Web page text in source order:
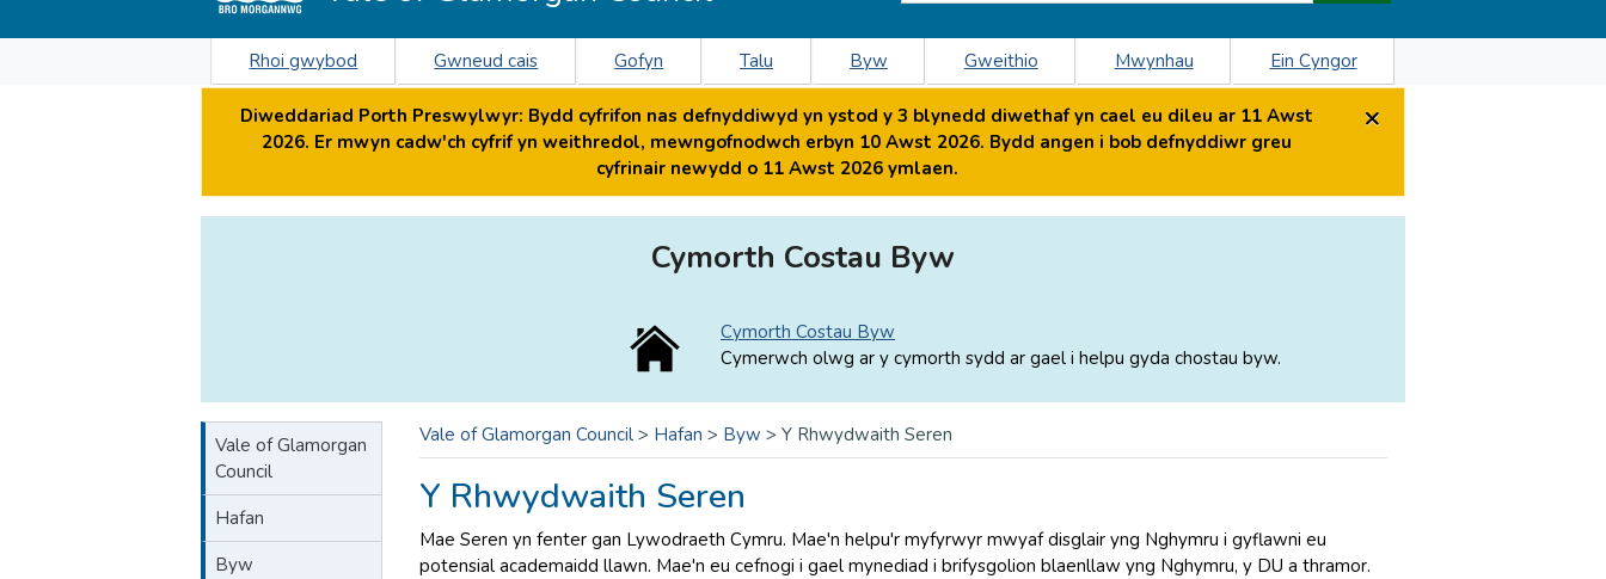
Rhoi gwybod Gwneud cais Gofyn Talu Byw Gweithio Mwynhau Ein Cyngor
Diweddariad Porth Preswylwyr: Bydd cyfrifon nas defnyddiwyd yn ystod y 3 blynedd diwethaf yn cael eu dileu ar 11 Awst
2026. Er mwyn cadw'ch cyfrif yn weithredol, mewngofnodwch erbyn 10 Awst 2026. Bydd angen i bob defnyddiwr greu
cyfrinair newydd o 11 Awst 2026 ymlaen.
×
Cymorth Costau Byw
Cymorth Costau Byw
Cymerwch olwg ar y cymorth sydd ar gael i helpu gyda chostau byw.
Vale of Glamorgan
Council
Hafan
Byw
Vale of Glamorgan Council > Hafan > Byw > Y Rhwydwaith Seren
Y Rhwydwaith Seren
Mae Seren yn fenter gan Lywodraeth Cymru. Mae'n helpu'r myfyrwyr mwyaf disglair yng Nghymru i gyflawni eu
potensial academaidd llawn. Mae'n eu cefnogi i gael mynediad i brifysgolion blaenllaw yng Nghymru, y DU a thramor.